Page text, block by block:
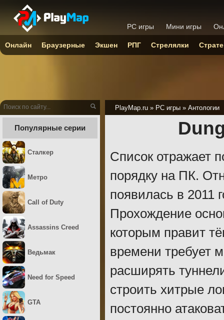
PlayMap.ru » PC игры » Антологии
Список отражает
порядку на ПК.
появилась в 2011
Прохождение
которым правит
времени требует
расширять
строить хитрые
постоянно
Популярные серии
Сталкер
Метро
Call of Duty
Assassins Creed
Ведьмак
Need for Speed
GTA
PC игры Мини игры
Онлайн Браузерные Экшен РПГ Стрелялки